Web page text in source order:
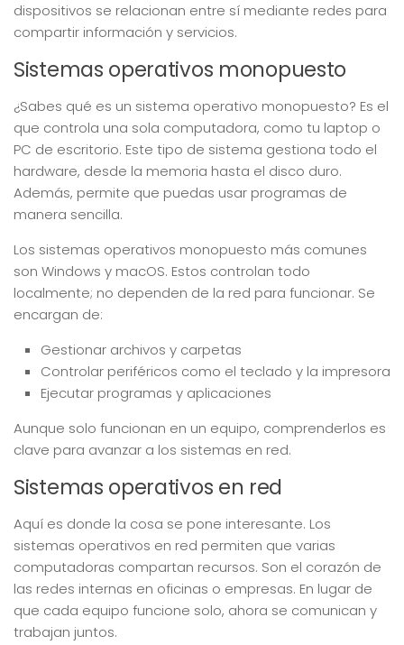
dispositivos se relacionan entre sí mediante redes para
compartir información y servicios.
Sistemas operativos monopuesto
¿Sabes qué es un sistema operativo monopuesto? Es el
que controla una sola computadora, como tu laptop o
PC de escritorio. Este tipo de sistema gestiona todo el
hardware, desde la memoria hasta el disco duro.
Además, permite que puedas usar programas de
manera sencilla.
Los sistemas operativos monopuesto más comunes
son Windows y macOS. Estos controlan todo
localmente; no dependen de la red para funcionar. Se
encargan de:
Gestionar archivos y carpetas
Controlar periféricos como el teclado y la impresora
Ejecutar programas y aplicaciones
Aunque solo funcionan en un equipo, comprenderlos es
clave para avanzar a los sistemas en red.
Sistemas operativos en red
Aquí es donde la cosa se pone interesante. Los
sistemas operativos en red permiten que varias
computadoras compartan recursos. Son el corazón de
las redes internas en oficinas o empresas. En lugar de
que cada equipo funcione solo, ahora se comunican y
trabajan juntos.